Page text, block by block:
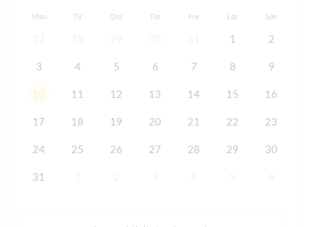
Man Tir Ons Tor Fre Lør Søn
1 2
3 4 5 6 7 8 9
10 11 12 13 14 15 16
17 18 19 20 21 22 23
24 25 26 27 28 29 30
31